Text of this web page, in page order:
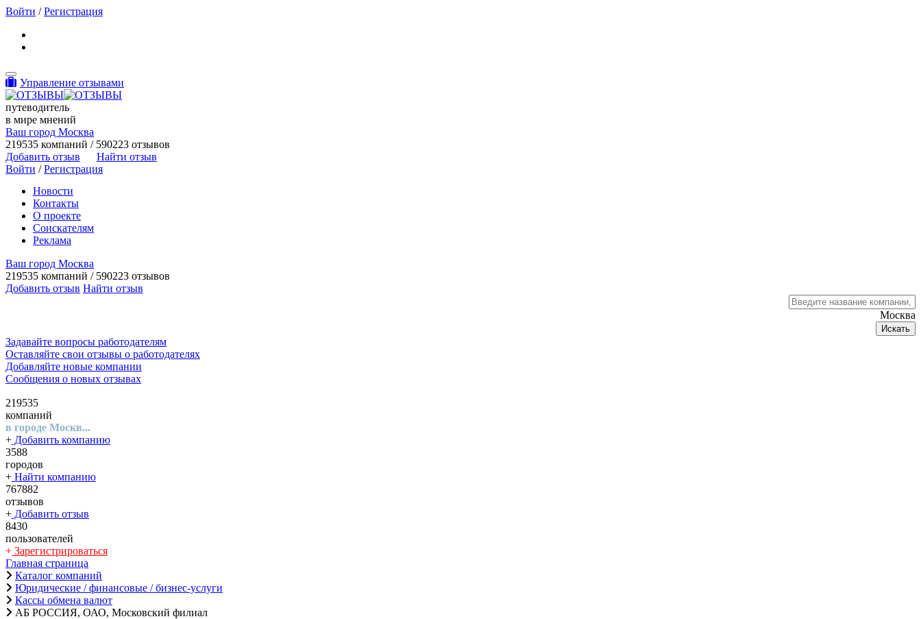
Войти /Регистрация
Toggle navigation
Управление отзывами
путеводитель
в мире мнений
Ваш город Москва
219535 компаний / 590223 отзывов
Добавить отзыв
Найти отзыв
Войти /Регистрация
Новости
Контакты
О проекте
Соискателям
Реклама
Ваш город Москва
219535 компаний / 590223 отзывов
Добавить отзыв Найти отзыв
Москва
Искать
Задавайте вопросы работодателям
Оставляйте свои отзывы о работодателях
Добавляйте новые компании
Сообщения о новых отзывах
219535
компаний
в городе Москв...
+ Добавить компанию
3588
городов
+ Найти компанию
767882
отзывов
+ Добавить отзыв
8430
пользователей
+ Зарегистрироваться
Главная страница
Каталог компаний
Юридические / финансовые / бизнес-услуги
Кассы обмена валют
АБ РОССИЯ, ОАО, Московский филиал